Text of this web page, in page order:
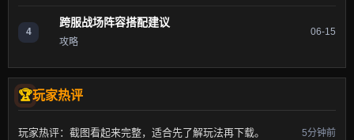
4
跨服战场阵容搭配建议
攻略
06-15
玩家热评
玩家热评：截图看起来完整，适合先了解玩法再下载。 5分钟前